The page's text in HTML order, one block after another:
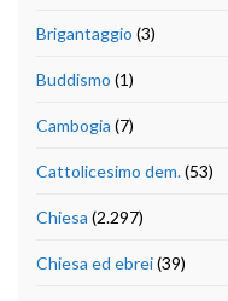
Brigantaggio (3)
Buddismo (1)
Cambogia (7)
Cattolicesimo dem.(53)
Chiesa (2.297)
Chiesa ed ebrei(39)